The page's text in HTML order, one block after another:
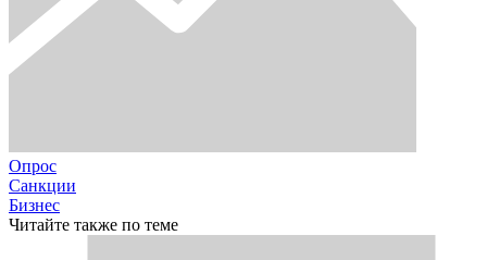
Опрос
Санкции
Бизнес
Читайте также по теме